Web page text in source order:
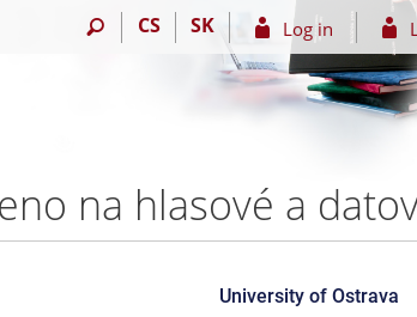
CS SK Log in
University of Ostrava